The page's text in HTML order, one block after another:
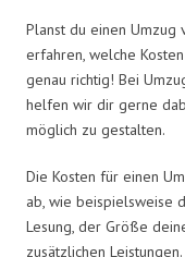
Planst du einen Umzug
erfahren, welche
genau richtig! Bei
helfen wir dir gerne
möglich zu gestalten.
Die Kosten für einen
ab, wie beispielsweise
Lesung, der Größe
zusätzlichen